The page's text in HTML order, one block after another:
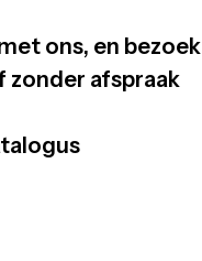
ons, en bezoek
zonder afspraak